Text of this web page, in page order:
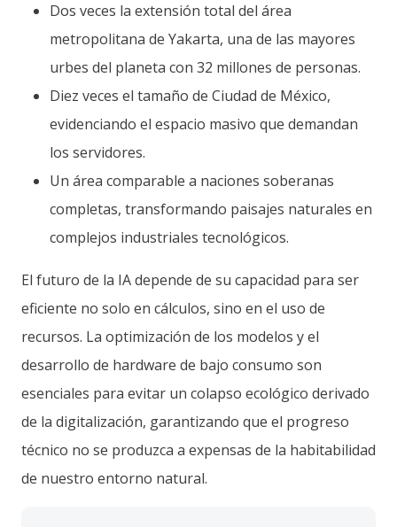
Dos veces la extensión total del área
metropolitana de Yakarta, una de las mayores
urbes del planeta con 32 millones de personas.
Diez veces el tamaño de Ciudad de México,
evidenciando el espacio masivo que demandan
los servidores.
Un área comparable a naciones soberanas
completas, transformando paisajes naturales en
complejos industriales tecnológicos.
El futuro de la IA depende de su capacidad para ser
eficiente no solo en cálculos, sino en el uso de
recursos. La optimización de los modelos y el
desarrollo de hardware de bajo consumo son
esenciales para evitar un colapso ecológico derivado
de la digitalización, garantizando que el progreso
técnico no se produzca a expensas de la habitabilidad
de nuestro entorno natural.